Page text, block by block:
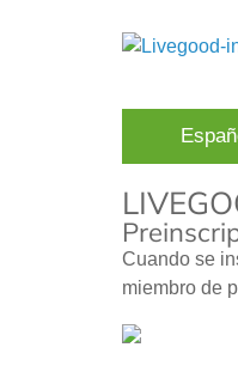
Cuando se
miembro de